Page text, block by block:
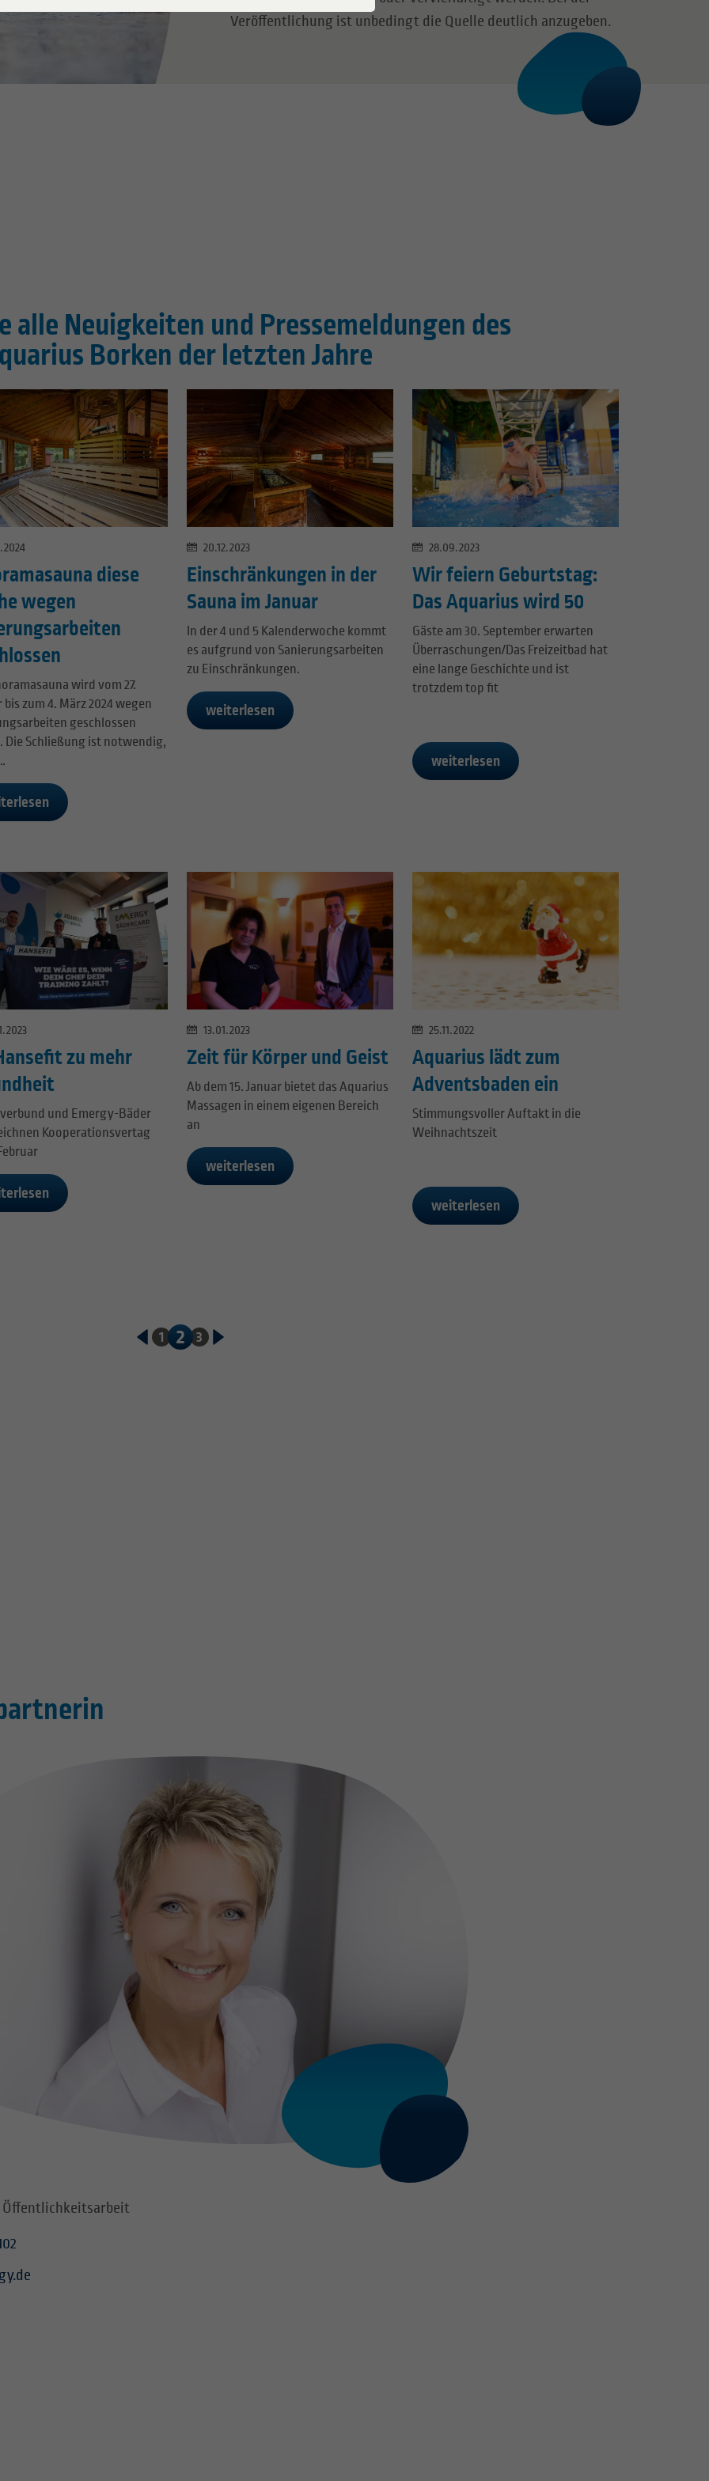
Veröffentlichung ist unbedingt die Quelle deutlich anzugeben.
alle Neuigkeiten und Pressemeldungen des
Borken der letzten Jahre
diese
wegen
wird vom 27.
bis zum 4. März 2024 wegen
geschlossen
Die Schließung ist notwendig,
20.12.2023
Einschränkungen in der
Sauna im Januar
In der 4 und 5 Kalenderwoche kommt
es aufgrund von Sanierungsarbeiten
zu Einschränkungen.
weiterlesen
28.09.2023
Wir feiern Geburtstag:
Das Aquarius wird 50
Gäste am 30. September erwarten
Überraschungen/Das Freizeitbad hat
eine lange Geschichte und ist
trotzdem top fit
weiterlesen
zu mehr
und Emergy-Bäder
Kooperationsvertag
13.01.2023
Zeit für Körper und Geist
Ab dem 15. Januar bietet das Aquarius
Massagen in einem eigenen Bereich
an
weiterlesen
25.11.2022
Aquarius lädt zum
Adventsbaden ein
Stimmungsvoller Auftakt in die
Weihnachtszeit
weiterlesen
1 2 3
Öffentlichkeitsarbeit